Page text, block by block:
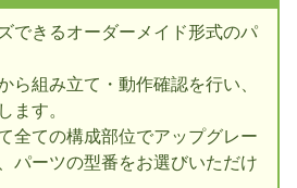
できるオーダーメイド形式のパ
ら組み立て・動作確認を行い、
ます。
全ての構成部位でアップグレー
パーツの型番をお選びいただけ